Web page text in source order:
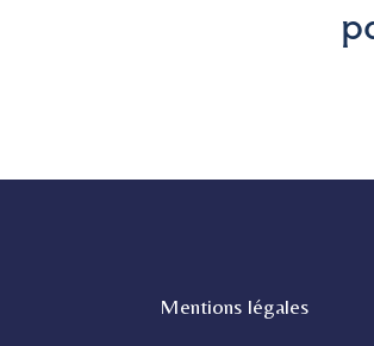
Mentions légales